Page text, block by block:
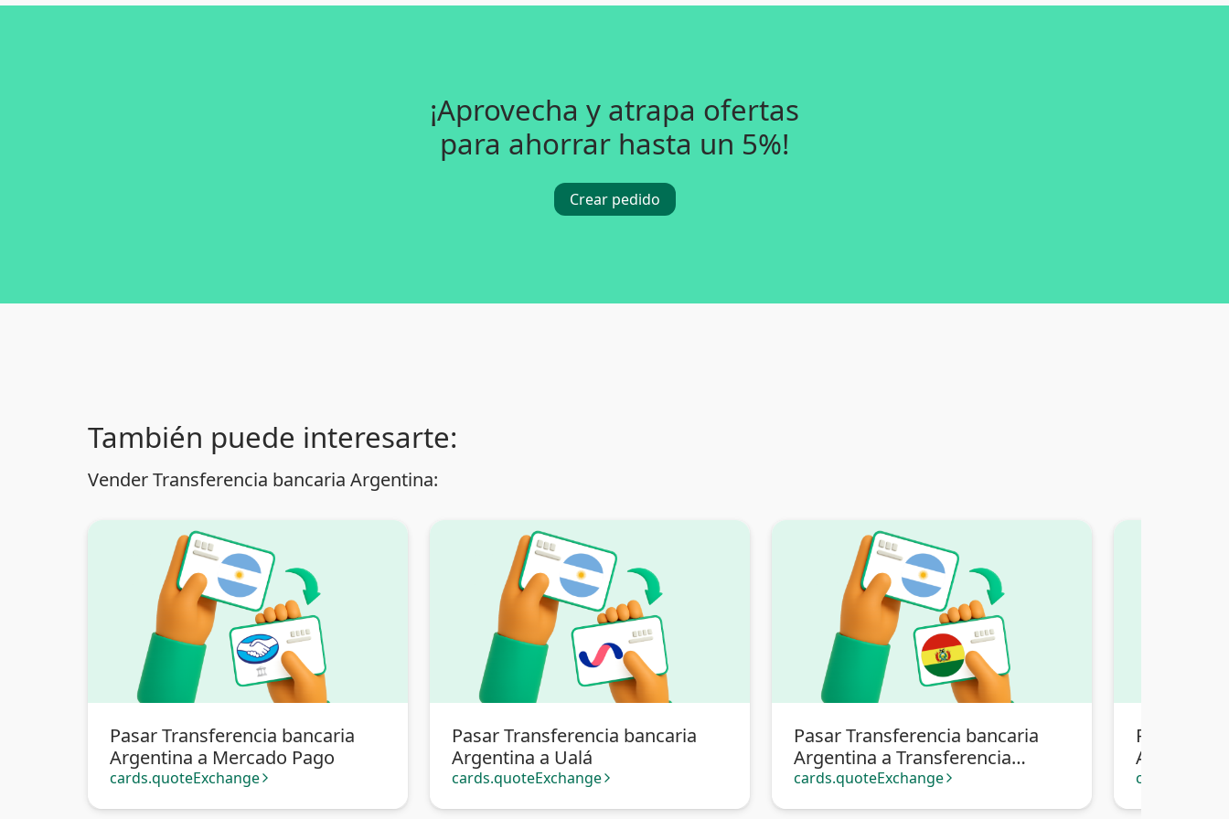
¡Aprovecha y atrapa ofertas
para ahorrar hasta un 5%!
Crear pedido
También puede interesarte:
Vender Transferencia bancaria Argentina:
Pasar Transferencia bancaria
Argentina a Mercado Pago
cards.quoteExchange arrow_forward_ios
Pasar Transferencia bancaria
Argentina a Ualá
cards.quoteExchange arrow_forward_ios
Pasar Transferencia bancaria
Argentina a Transferencia
Bancaria Bolivia
cards.quoteExchange arrow_forward_ios
Pasar
Argentina